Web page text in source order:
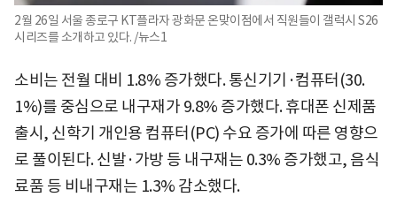
2월 26일 서울 종로구 KT플라자 광화문 온맞이점에서 직원들이 갤럭시 S26
시리즈를 소개하고 있다. /뉴스1
소비는 전월 대비 1.8% 증가했다. 통신기기·컴퓨터(30.
1%)를 중심으로 내구재가 9.8% 증가했다. 휴대폰 신제품
출시, 신학기 개인용 컴퓨터(PC) 수요 증가에 따른 영향으
로 풀이된다. 신발·가방 등 내구재는 0.3% 증가했고, 음식
료품 등 비내구재는 1.3% 감소했다.